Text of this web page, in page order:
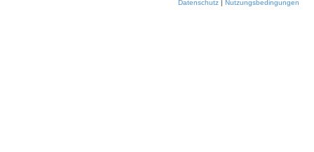
Datenschutz | Nutzungsbedingungen